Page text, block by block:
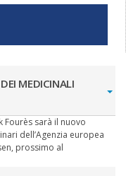
MEDICINALI
Fourès sarà il nuovo
dell’Agenzia europea
prossimo al